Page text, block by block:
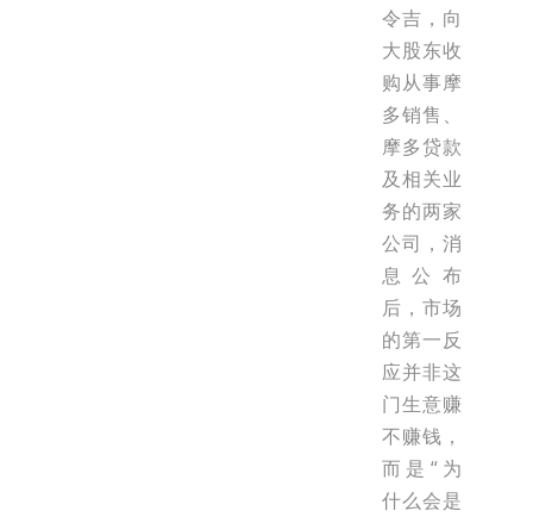
令吉，向
大股东收
购从事摩
多销售、
摩多贷款
及相关业
务的两家
公司，消
息公布
后，市场
的第一反
应并非这
门生意赚
不赚钱，
而是“为
什么会是